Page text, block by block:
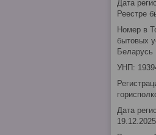
Дата
Реестре
Номер в
бытовых
Беларусь
УНП:
Дата
19.12.2025